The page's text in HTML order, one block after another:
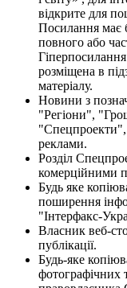
відкрите для
Посилання має
повного або
розміщена в
матеріалу.
Новини з
"Регіони",
реклами.
Розділ
комерційними
Будь яке
поширення
"Інтерфакс-
Власник веб-
публікації.
Будь-яке
фотографічних